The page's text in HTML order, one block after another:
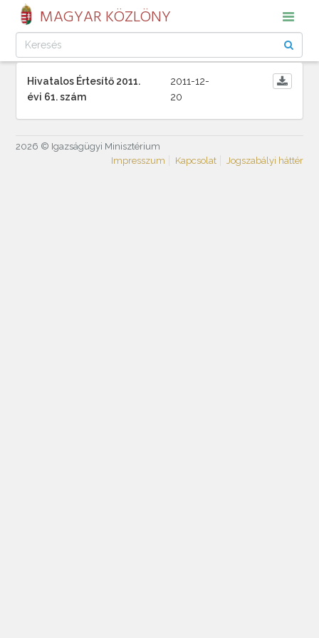
MAGYAR KÖZLÖNY
Hivatalos Értesítő 2011.
évi 61. szám
2011-12-
20
2026 © Igazságügyi Minisztérium
Impresszum
Kapcsolat Jogszabályi háttér